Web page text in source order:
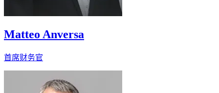
Matteo Anversa
首席财务官